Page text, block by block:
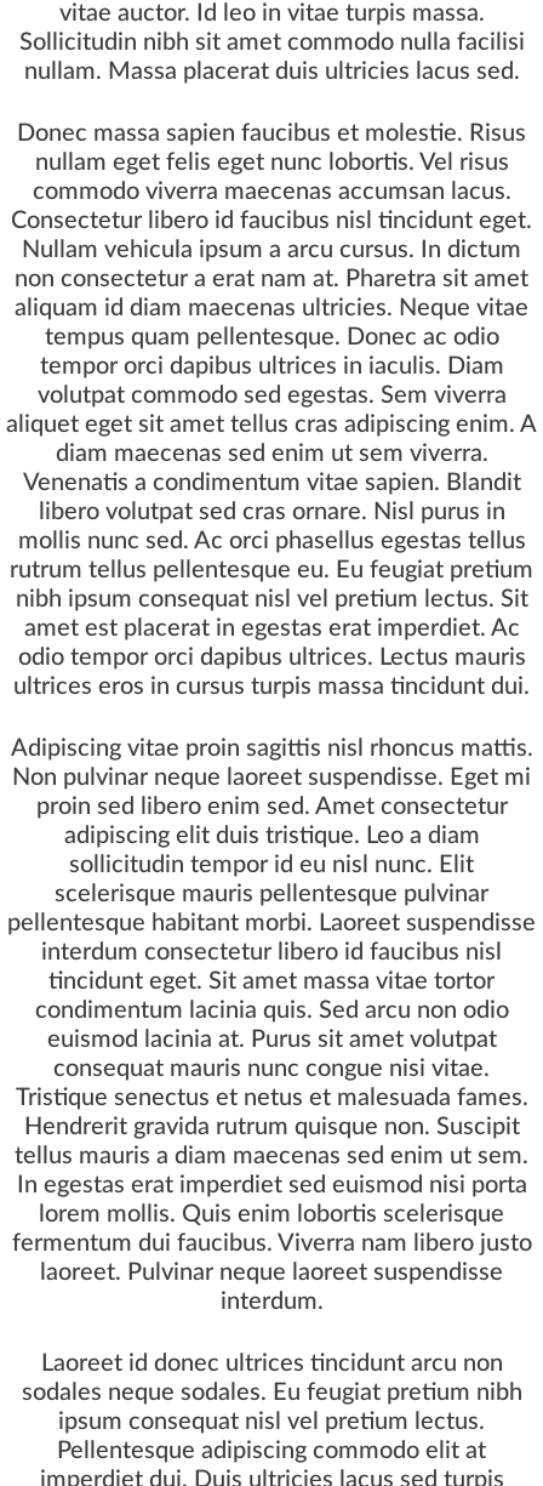
vitae auctor. Id leo in vitae turpis massa.
Sollicitudin nibh sit amet commodo nulla facilisi
nullam. Massa placerat duis ultricies lacus sed.
Donec massa sapien faucibus et molestie. Risus
nullam eget felis eget nunc lobortis. Vel risus
commodo viverra maecenas accumsan lacus.
Consectetur libero id faucibus nisl tincidunt eget.
Nullam vehicula ipsum a arcu cursus. In dictum
non consectetur a erat nam at. Pharetra sit amet
aliquam id diam maecenas ultricies. Neque vitae
tempus quam pellentesque. Donec ac odio
tempor orci dapibus ultrices in iaculis. Diam
volutpat commodo sed egestas. Sem viverra
aliquet eget sit amet tellus cras adipiscing enim. A
diam maecenas sed enim ut sem viverra.
Venenatis a condimentum vitae sapien. Blandit
libero volutpat sed cras ornare. Nisl purus in
mollis nunc sed. Ac orci phasellus egestas tellus
rutrum tellus pellentesque eu. Eu feugiat pretium
nibh ipsum consequat nisl vel pretium lectus. Sit
amet est placerat in egestas erat imperdiet. Ac
odio tempor orci dapibus ultrices. Lectus mauris
ultrices eros in cursus turpis massa tincidunt dui.
Adipiscing vitae proin sagittis nisl rhoncus mattis.
Non pulvinar neque laoreet suspendisse. Eget mi
proin sed libero enim sed. Amet consectetur
adipiscing elit duis tristique. Leo a diam
sollicitudin tempor id eu nisl nunc. Elit
scelerisque mauris pellentesque pulvinar
pellentesque habitant morbi. Laoreet suspendisse
interdum consectetur libero id faucibus nisl
tincidunt eget. Sit amet massa vitae tortor
condimentum lacinia quis. Sed arcu non odio
euismod lacinia at. Purus sit amet volutpat
consequat mauris nunc congue nisi vitae.
Tristique senectus et netus et malesuada fames.
Hendrerit gravida rutrum quisque non. Suscipit
tellus mauris a diam maecenas sed enim ut sem.
In egestas erat imperdiet sed euismod nisi porta
lorem mollis. Quis enim lobortis scelerisque
fermentum dui faucibus. Viverra nam libero justo
laoreet. Pulvinar neque laoreet suspendisse
interdum.
Laoreet id donec ultrices tincidunt arcu non
sodales neque sodales. Eu feugiat pretium nibh
ipsum consequat nisl vel pretium lectus.
Pellentesque adipiscing commodo elit at
imperdiet dui. Duis ultricies lacus sed turpis